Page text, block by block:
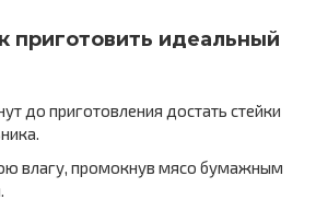
приготовить идеальный
до приготовления достать стейки
влагу, промокнув мясо бумажным